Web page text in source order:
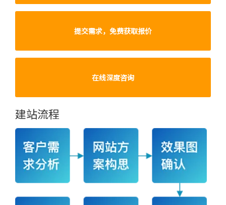
提交需求，免费获取报价
在线深度咨询
建站流程